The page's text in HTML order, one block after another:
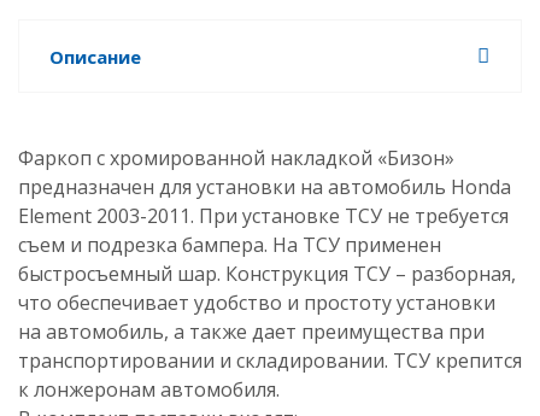
Описание
Фаркоп с хромированной накладкой «Бизон»
предназначен для установки на автомобиль Honda
Element 2003-2011. При установке ТСУ не требуется
съем и подрезка бампера. На ТСУ применен
быстросъемный шар. Конструкция ТСУ – разборная,
что обеспечивает удобство и простоту установки
на автомобиль, а также дает преимущества при
транспортировании и складировании. ТСУ крепится
к лонжеронам автомобиля.